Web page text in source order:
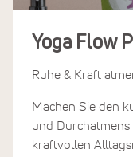
Yoga Flow
Ruhe & Kraft
Machen Sie den
und
kraftvollen